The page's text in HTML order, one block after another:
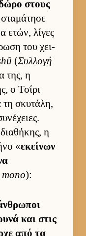
στους
ετών, λίγες
του χει­
(Συλ­λογή
της, η
ο Τσίρι
σκυτάλη,
η
«εκεί­νων
):
και στις
από τα